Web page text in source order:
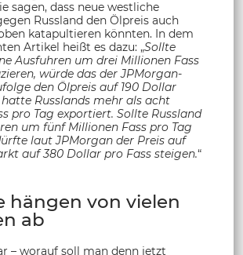
sagen, dass neue westliche
Russland den Ölpreis auch
katapultieren könnten. In dem
Artikel heißt es dazu: „Sollte
Ausfuhren um drei Millionen Fass
würde das der JPMorgan-
den Ölpreis auf 190 Dollar
hatte Russlands mehr als acht
pro Tag exportiert. Sollte Russland
um fünf Millionen Fass pro Tag
laut JPMorgan der Preis auf
auf 380 Dollar pro Fass steigen.“
hängen von vielen
ab
– worauf soll man denn jetzt